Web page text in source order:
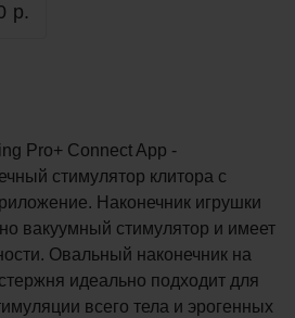
р.
Pro+ Connect App -
стимулятор клитора с
Наконечник игрушки
вакуумный стимулятор и имеет
Овальный наконечник на
идеально подходит для
всего тела и эрогенных